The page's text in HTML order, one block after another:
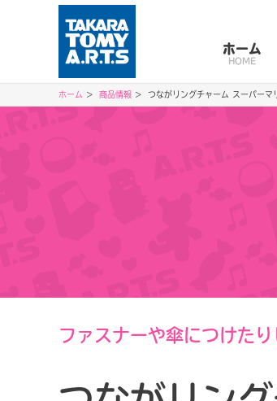
ホーム
HOME
ホーム 商品情報 つながリングチャーム スーパーマ
ファスナーや傘につけた